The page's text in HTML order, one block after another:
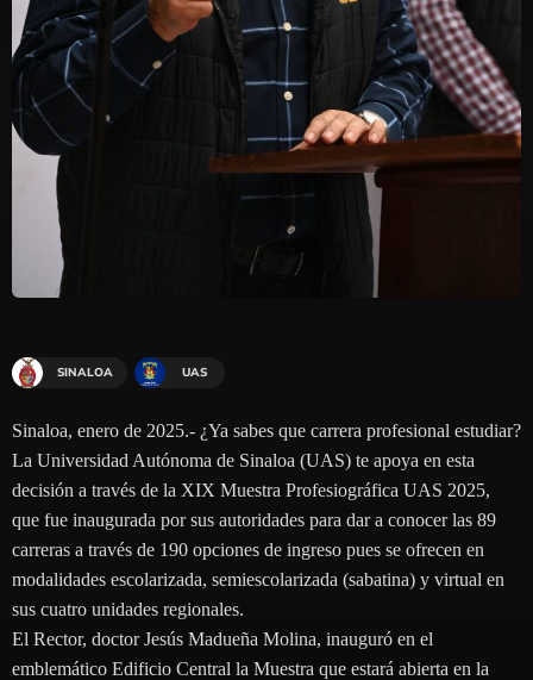
SINALOA UAS
Sinaloa, enero de 2025.- ¿Ya sabes que carrera profesional estudiar?
La Universidad Autónoma de Sinaloa (UAS) te apoya en esta
decisión a través de la XIX Muestra Profesiográfica UAS 2025,
que fue inaugurada por sus autoridades para dar a conocer las 89
carreras a través de 190 opciones de ingreso pues se ofrecen en
modalidades escolarizada, semiescolarizada (sabatina) y virtual en
sus cuatro unidades regionales.
El Rector, doctor Jesús Madueña Molina, inauguró en el
emblemático Edificio Central la Muestra que estará abierta en la